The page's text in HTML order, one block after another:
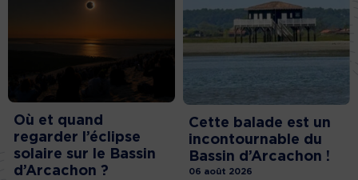
Où et quand
regarder l’éclipse
solaire sur le Bassin
d’Arcachon ?
Cette balade est un
incontournable du
Bassin d’Arcachon !
06 août 2026